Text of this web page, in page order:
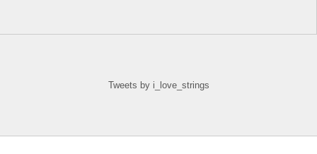
Tweets by i_love_strings